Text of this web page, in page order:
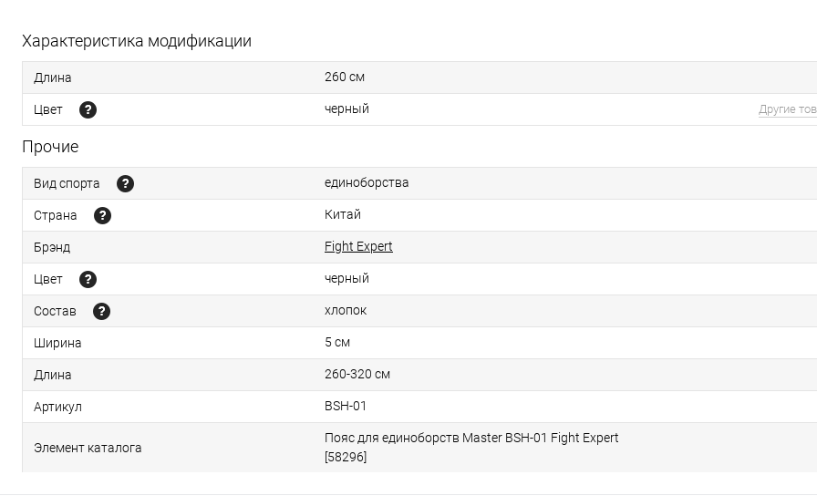
Характеристика модификации
Длина 260 см
Цвет черный Другие
Прочие
Вид спорта единоборства
Страна Китай
Брэнд Fight Expert
Цвет черный
Состав хлопок
Ширина 5 см
Длина 260-320 см
Артикул BSH-01
Элемент каталога
Пояс для единоборств Master BSH-01 Fight Expert
[58296]